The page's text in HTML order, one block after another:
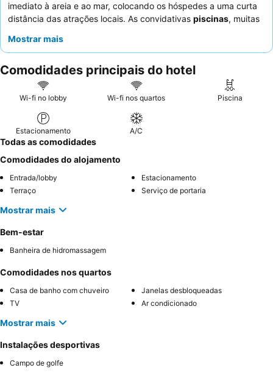
imediato à areia e ao mar, colocando os hóspedes a uma curta
distância das atrações locais. As convidativas piscinas, muitas
para todas as idades. Os hóspedes elogiam consistentemente a
equipa da receção, e apreciam o pequeno-almoço simples, mas
delicioso, com uma boa variedade de itens. Para maior
comodidade, os hóspedes podem desfrutar de um serviço
Mostrar mais
Comodidades principais do hotel
Wi-fi no lobby Wi-fi nos quartos Piscina
Estacionamento A/C
Todas as comodidades
Comodidades do alojamento
Entrada/lobby
Estacionamento
Terraço
Serviço de portaria
Mostrar mais
Bem-estar
Banheira de hidromassagem
Comodidades nos quartos
Casa de banho com chuveiro
Janelas desbloqueadas
TV
Ar condicionado
Mostrar mais
Instalações desportivas
Campo de golfe